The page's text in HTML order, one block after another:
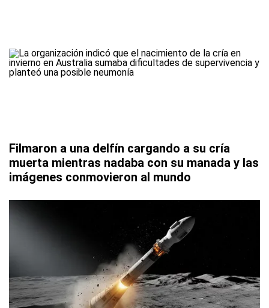
Filmaron a una delfín cargando a su cría
muerta mientras nadaba con su manada y las
imágenes conmovieron al mundo